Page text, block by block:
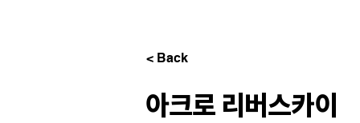
< Back
아크로 리버스카이